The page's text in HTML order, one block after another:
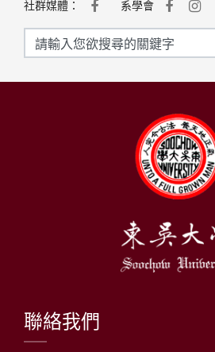
社群媒體： 系學會
聯絡我們